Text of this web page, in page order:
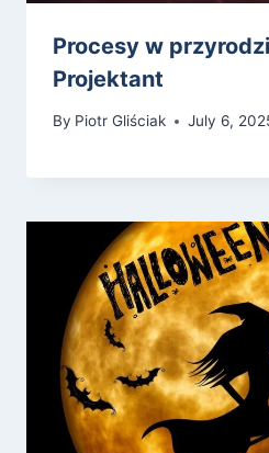
Procesy w
Projektant
By Piotr Gliściak July 6,